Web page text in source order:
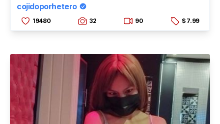
cojidoporhetero
19480 32 90 $ 7.99